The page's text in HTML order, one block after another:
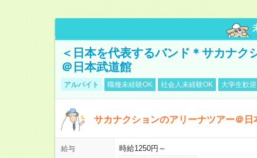
＜日本を代表するバンド＊サカナク
＠日本武道館
アルバイト 職種未経験OK 社会人未経験OK 大学生歓迎
サカナクションのアリーナツアー＠日
給与 時給1250円～